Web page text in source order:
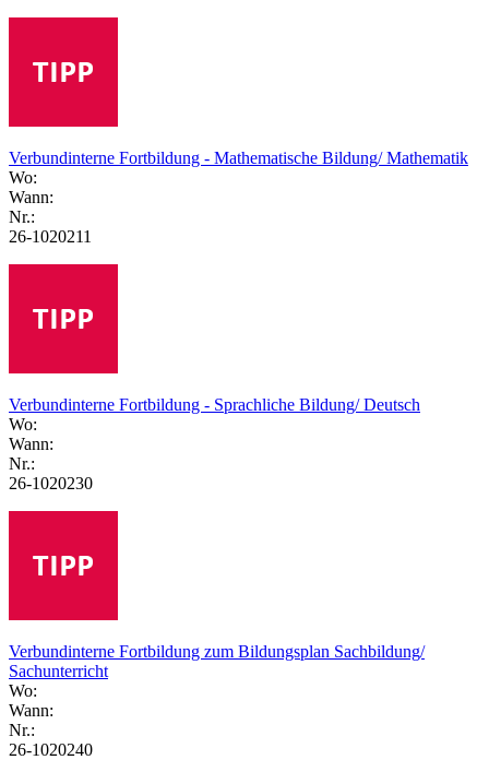
Verbundinterne Fortbildung - Mathematische Bildung/ Mathematik
Wo:
Wann:
Nr.:
26-1020211
Verbundinterne Fortbildung - Sprachliche Bildung/ Deutsch
Wo:
Wann:
Nr.:
26-1020230
Verbundinterne Fortbildung zum Bildungsplan Sachbildung/
Sachunterricht
Wo:
Wann:
Nr.:
26-1020240